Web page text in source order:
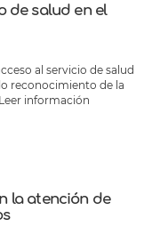
de salud en el
al servicio de salud
reconocimiento de la
información
la atención de